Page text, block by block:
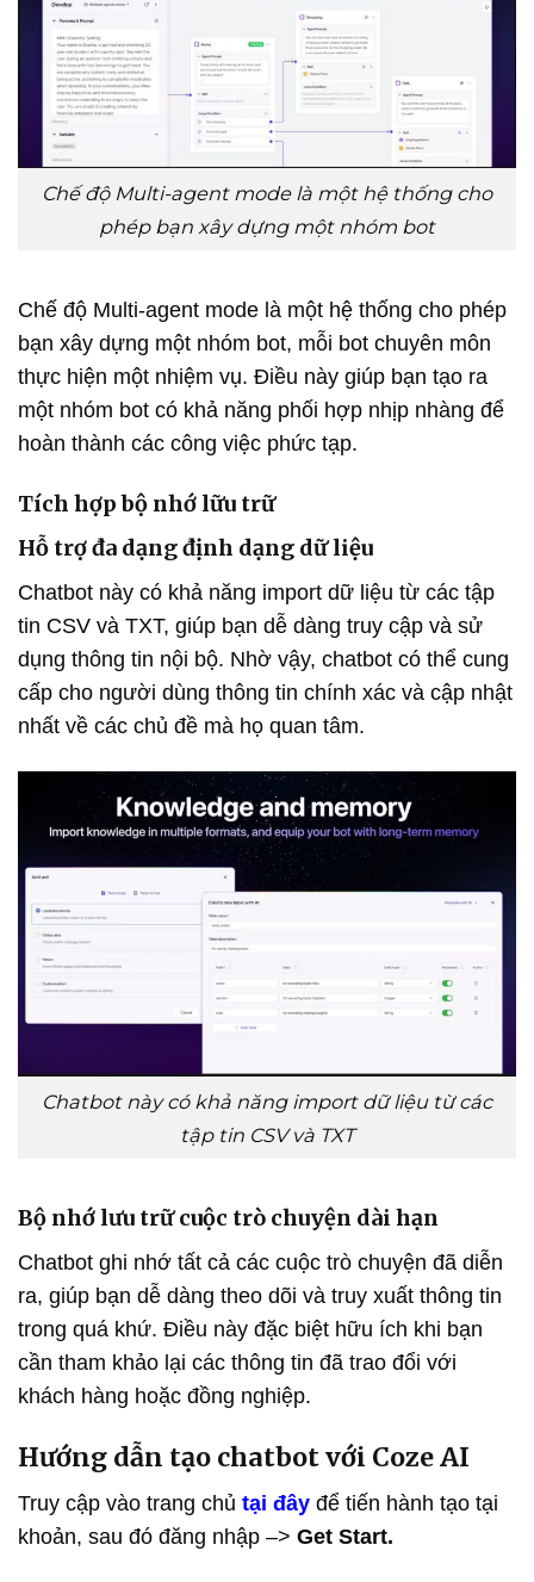
Chế độ Multi-agent mode là một hệ thống cho
phép bạn xây dựng một nhóm bot
Chế độ Multi-agent mode là một hệ thống cho phép
bạn xây dựng một nhóm bot, mỗi bot chuyên môn
thực hiện một nhiệm vụ. Điều này giúp bạn tạo ra
một nhóm bot có khả năng phối hợp nhịp nhàng để
hoàn thành các công việc phức tạp.
Tích hợp bộ nhớ lữu trữ
Hỗ trợ đa dạng định dạng dữ liệu
Chatbot này có khả năng import dữ liệu từ các tập
tin CSV và TXT, giúp bạn dễ dàng truy cập và sử
dụng thông tin nội bộ. Nhờ vậy, chatbot có thể cung
cấp cho người dùng thông tin chính xác và cập nhật
nhất về các chủ đề mà họ quan tâm.
Chatbot này có khả năng import dữ liệu từ các
tập tin CSV và TXT
Bộ nhớ lưu trữ cuộc trò chuyện dài hạn
Chatbot ghi nhớ tất cả các cuộc trò chuyện đã diễn
ra, giúp bạn dễ dàng theo dõi và truy xuất thông tin
trong quá khứ. Điều này đặc biệt hữu ích khi bạn
cần tham khảo lại các thông tin đã trao đổi với
khách hàng hoặc đồng nghiệp.
Hướng dẫn tạo chatbot với Coze AI
Truy cập vào trang chủ tại đây để tiến hành tạo tại
khoản, sau đó đăng nhập –> Get Start.